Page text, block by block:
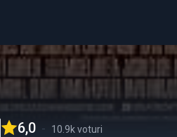
6,0 - 10.9k voturi